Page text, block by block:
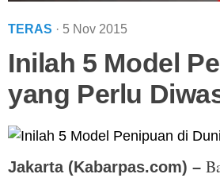
TERAS · 5 Nov 2015
Inilah 5 Model
yang Perlu
Jakarta (Kabarpas.com) –